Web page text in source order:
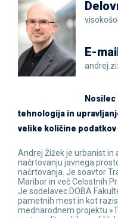
E-
tehnologija in
velike količine podatkov
Andrej Žižek je urbanist
načrtovanju javnega
načrtovanja. Je soavtor
Maribor in več Celostnih
Je sodelavec DOBA
pametnih mest in kot
mednarodnem projektu